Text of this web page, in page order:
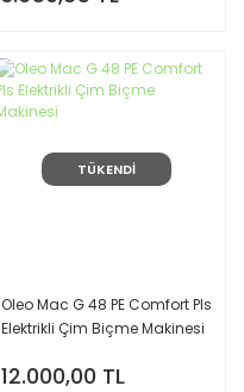
TÜKENDİ
Oleo Mac G 48 PE Comfort Pls
Elektrikli Çim Biçme Makinesi
12.000,00 TL